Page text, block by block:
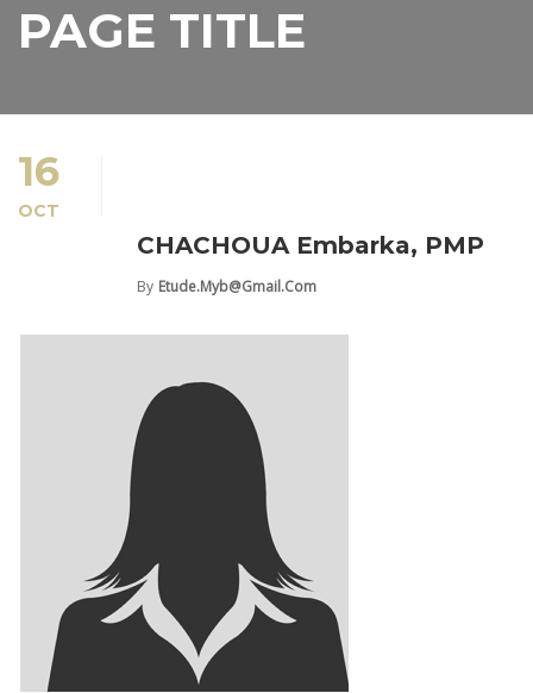
PAGE TITLE
16
OCT
CHACHOUA Embarka, PMP
By Etude.myb@gmail.com